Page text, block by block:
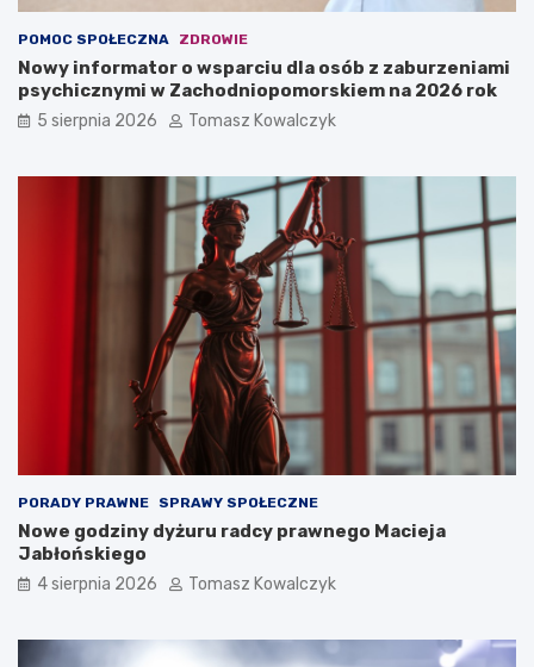
POMOC SPOŁECZNA ZDROWIE
Nowy informator o wsparciu dla osób z zaburzeniami
psychicznymi w Zachodniopomorskiem na 2026 rok
5 sierpnia 2026 Tomasz Kowalczyk
PORADY PRAWNE SPRAWY SPOŁECZNE
Nowe godziny dyżuru radcy prawnego Macieja
Jabłońskiego
4 sierpnia 2026 Tomasz Kowalczyk